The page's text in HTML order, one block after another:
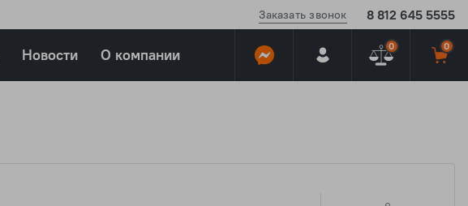
Заказать звонок 8 812 645 5555
Новости О компании 0 0